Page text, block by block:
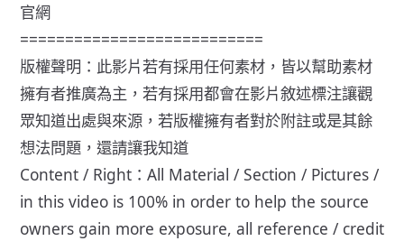
官網
===========================
版權聲明：此影片若有採用任何素材，皆以幫助素材
擁有者推廣為主，若有採用都會在影片敘述標注讓觀
眾知道出處與來源，若版權擁有者對於附註或是其餘
想法問題，還請讓我知道
Content / Right：All Material / Section / Pictures /
in this video is 100% in order to help the source
owners gain more exposure, all reference / credit